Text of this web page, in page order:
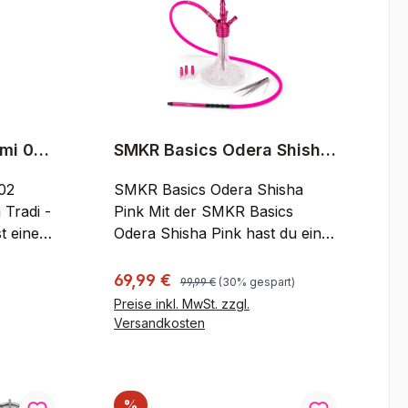
02
eine
SMKR Basics Odera Shisha
SMKR Basics Odera Shisha
Pink Mit der SMKR Basics
Odera Shisha Pink hast du eine
Alles was du für einen Start
benötigst ist diese Wasserpfeife,
einen Kohleanzünder,
Produktinformation:
Verkaufspreis:
69,99 € Regulärer Preis:
99,99 € (30% gespart)
Preise inkl. MwSt. zzgl.
Versandkosten